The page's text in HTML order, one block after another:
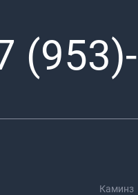
Каминз